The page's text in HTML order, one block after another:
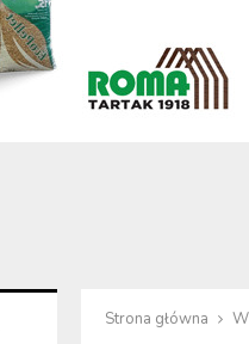
Strona główna